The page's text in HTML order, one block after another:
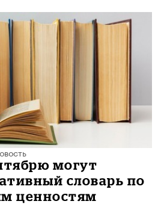
могут
словарь по
ценностям